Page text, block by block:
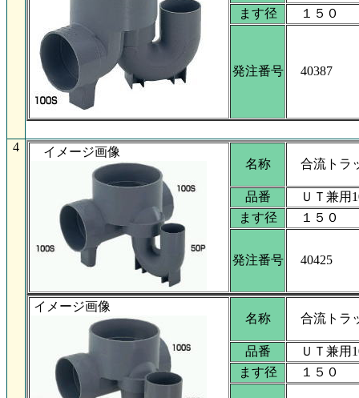
ます径
１５０
発注番号 40387
4
イメージ画像
名称
合流トラ
品番
ＵＴ兼用
ます径
１５０
発注番号 40425
イメージ画像
名称
合流トラ
品番
ＵＴ兼用
ます径
１５０